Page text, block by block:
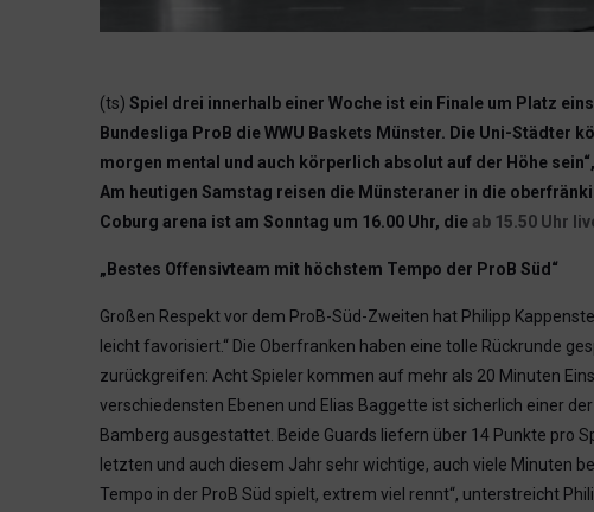
(ts) Spiel drei innerhalb einer Woche ist ein Finale um Platz
Bundesliga ProB die WWU Baskets Münster. Die Uni-Städter
morgen mental und auch körperlich absolut auf der Höhe
Am heutigen Samstag reisen die Münsteraner in die
Coburg arena ist am Sonntag um 16.00 Uhr, die ab 15.50 Uhr
„Bestes Offensivteam mit höchstem Tempo der ProB Süd“
Großen Respekt vor dem ProB-Süd-Zweiten hat Philipp
leicht favorisiert.“ Die Oberfranken haben eine tolle Rückrunde
zurückgreifen: Acht Spieler kommen auf mehr als 20 Minuten
verschiedensten Ebenen und Elias Baggette ist sicherlich einer
Bamberg ausgestattet. Beide Guards liefern über 14 Punkte pro
letzten und auch diesem Jahr sehr wichtige, auch viele Minuten
Tempo in der ProB Süd spielt, extrem viel rennt“, unterstreicht